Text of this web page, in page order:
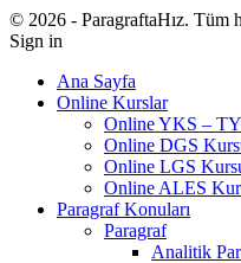
© 2026 - ParagraftaHız. Tüm
Sign in
Ana Sayfa
Online Kurslar
Online YKS –
Online DGS
Online LGS
Online ALES
Paragraf Konuları
Paragraf
Analitik